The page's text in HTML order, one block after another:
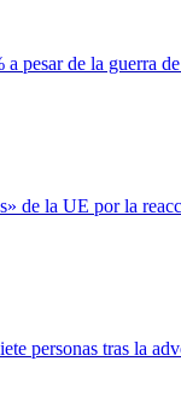
pesar de la guerra
de la UE por la
personas tras la